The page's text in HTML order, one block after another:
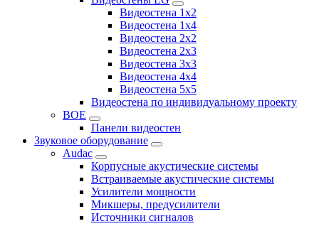
Видеостена 1x2
Видеостена 1x4
Видеостена 2x2
Видеостена 2x3
Видеостена 3x3
Видеостена 4x4
Видеостена 5x5
Видеостена по индивидуальному проекту
BOE
Панели видеостен
Звуковое оборудование
Audac
Корпусные акустические системы
Встраиваемые акустические системы
Усилители мощности
Микшеры, предусилители
Источники сигналов